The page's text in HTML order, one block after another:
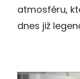
atmosféru,
dnes již